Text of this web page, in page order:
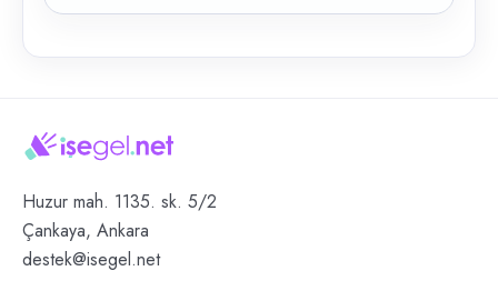
Huzur mah. 1135. sk. 5/2
Çankaya, Ankara
destek@isegel.net